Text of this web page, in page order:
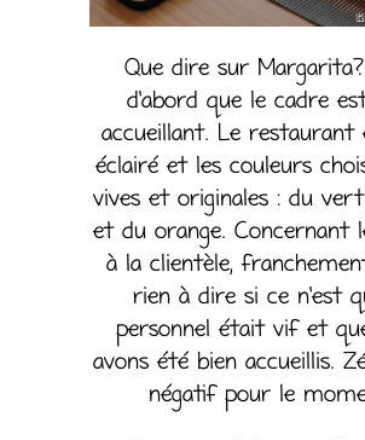
Que dire sur
d’abord que le cadre
accueillant. Le restaurant
éclairé et les couleurs
vives et originales : du
et du orange. Concernant
à la clientèle,
rien à dire si ce n’est
personnel était vif et
avons été bien accueillis.
négatif pour le